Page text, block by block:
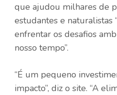
que ajudou milhares de
estudantes e naturalistas
enfrentar os desafios
nosso tempo”.
“É um pequeno
impacto”, diz o site. “A